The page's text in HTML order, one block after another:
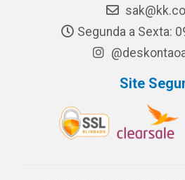
Segunda a Sexta:
Site